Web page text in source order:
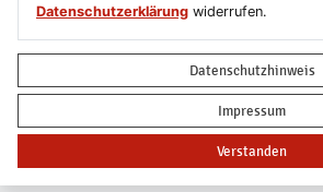
Datenschutzerklärung widerrufen.
Datenschutzhinweis
Impressum
Verstanden
Leichte Sprache
Copyright © 2019-2026 Stadt